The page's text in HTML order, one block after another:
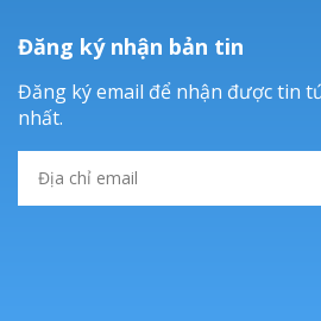
Đăng ký nhận bản tin
Đăng ký email để nhận được tin
nhất.